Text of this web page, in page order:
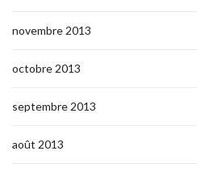
novembre 2013
octobre 2013
septembre 2013
août 2013